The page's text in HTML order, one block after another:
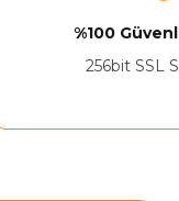
%100
256bit SSL